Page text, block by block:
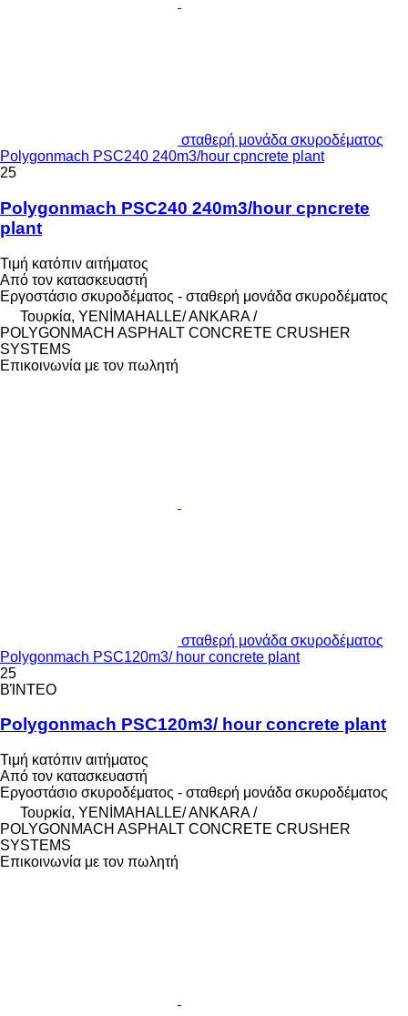
σταθερή μονάδα σκυροδέματος
Polygonmach PSC240 240m3/hour cpncrete plant
25
Polygonmach PSC240 240m3/hour cpncrete
plant
Τιμή κατόπιν αιτήματος
Από τον κατασκευαστή
Εργοστάσιο σκυροδέματος - σταθερή μονάδα σκυροδέματος
Τουρκία, YENİMAHALLE/ ANKARA /
POLYGONMACH ASPHALT CONCRETE CRUSHER
SYSTEMS
Επικοινωνία με τον πωλητή
σταθερή μονάδα σκυροδέματος
Polygonmach PSC120m3/ hour concrete plant
25
ΒΊΝΤΕΟ
Polygonmach PSC120m3/ hour concrete plant
Τιμή κατόπιν αιτήματος
Από τον κατασκευαστή
Εργοστάσιο σκυροδέματος - σταθερή μονάδα σκυροδέματος
Τουρκία, YENİMAHALLE/ ANKARA /
POLYGONMACH ASPHALT CONCRETE CRUSHER
SYSTEMS
Επικοινωνία με τον πωλητή